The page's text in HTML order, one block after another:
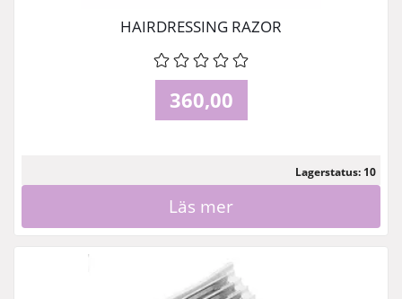
HAIRDRESSING RAZOR
360,00
Lagerstatus: 10
Läs mer